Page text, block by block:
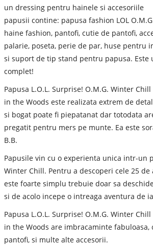
un dressing pentru hainele si accesoriile
papusii contine: papusa fashion LOL
haine fashion, pantofi, cutie de pantofi,
palarie, poseta, perie de par, huse pentru
si suport de tip stand pentru papusa. Este
complet!
Papusa L.O.L. Surprise! O.M.G. Winter
in the Woods este realizata extrem de
si bogat poate fi piepatanat dar totodata
pregatit pentru mers pe munte. Ea este
B.B.
Papusile vin cu o experienta unica intr-un
Winter Chill. Pentru a descoperi cele 25
este foarte simplu trebuie doar sa
si de acolo incepe o intreaga aventura de
Papusa L.O.L. Surprise! O.M.G. Winter
in the Woods are imbracaminte fabuloasa,
pantofi, si multe alte accesorii.